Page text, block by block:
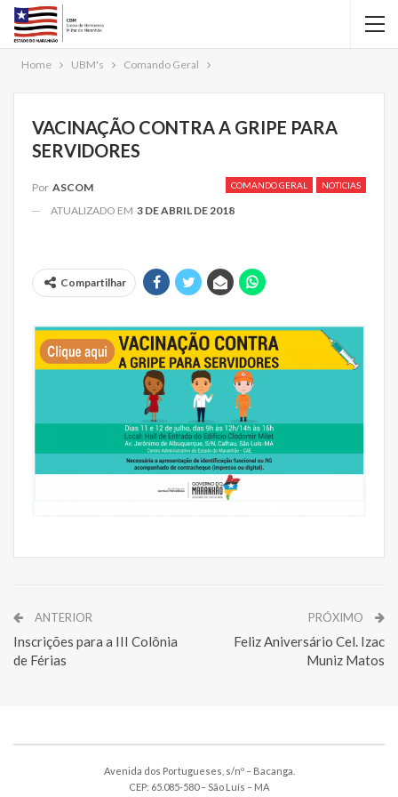
Home UBM's Comando Geral
VACINAÇÃO CONTRA A GRIPE PARA
SERVIDORES
COMANDO GERAL NOTICIAS
Por ASCOM
ATUALIZADO EM 3 DE ABRIL DE 2018
Compartilhar
ANTERIOR
Inscrições para a III Colônia
de Férias
PRÓXIMO
Feliz Aniversário Cel. Izac
Muniz Matos
Avenida dos Portugueses, s/nº – Bacanga.
CEP: 65.085-580 – São Luís – MA